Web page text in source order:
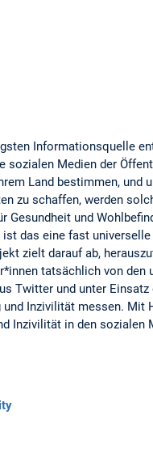
Informationsquelle
sozialen Medien der
Land bestimmen, und
zu schaffen, werden
und
das eine fast universelle
zielt darauf ab,
tatsächlich von den
Twitter und unter
Inzivilität messen. Mit
Inzivilität in den sozialen